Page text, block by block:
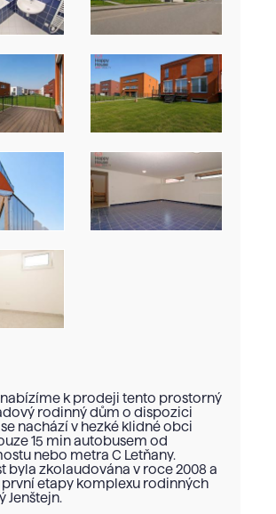
nabízíme k prodeji tento prostorný
rodinný dům o dispozici
nachází v hezké klidné obci
15 min autobusem od
nebo metra C Letňany.
byla zkolaudována v roce 2008 a
první etapy komplexu rodinných
Jenštejn.